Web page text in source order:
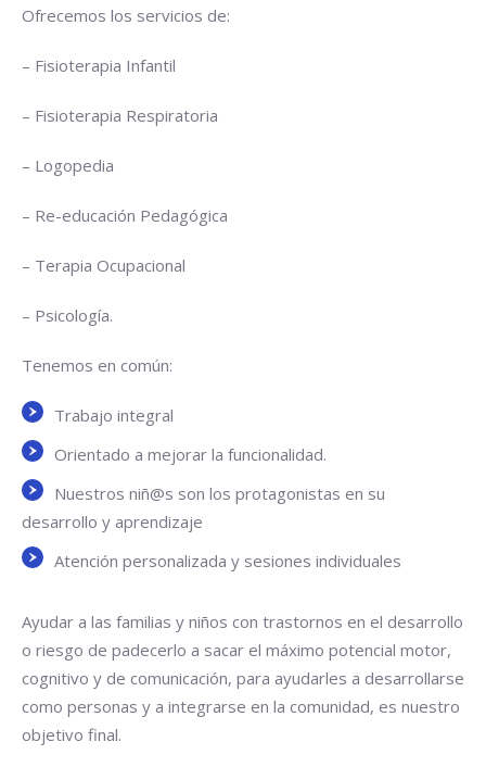
Ofrecemos los servicios de:
– Fisioterapia Infantil
– Fisioterapia Respiratoria
– Logopedia
– Re-educación Pedagógica
– Terapia Ocupacional
– Psicología.
Tenemos en común:
Trabajo integral
Orientado a mejorar la funcionalidad.
Nuestros niñ@s son los protagonistas en su
desarrollo y aprendizaje
Atención personalizada y sesiones individuales
Ayudar a las familias y niños con trastornos en el desarrollo
o riesgo de padecerlo a sacar el máximo potencial motor,
cognitivo y de comunicación, para ayudarles a desarrollarse
como personas y a integrarse en la comunidad, es nuestro
objetivo final.